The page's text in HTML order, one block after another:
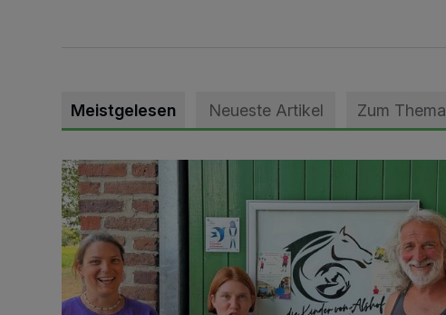
Meistgelesen Neueste Artikel Zum Thema
Vorbildlicher Einsatz für den Artenschutz gewürdigt